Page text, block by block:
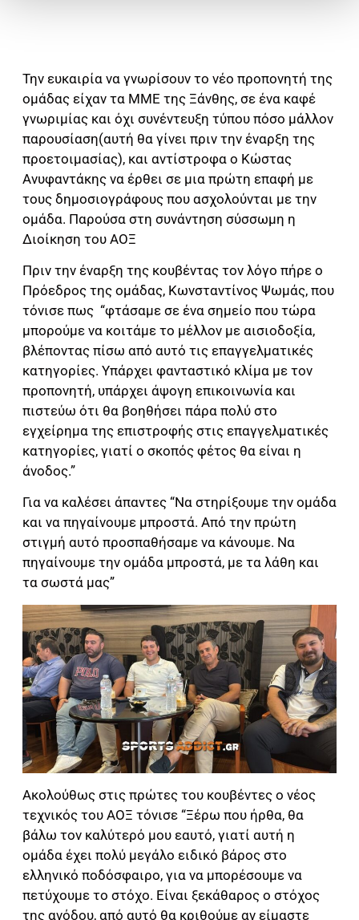
Την ευκαιρία να γνωρίσουν το νέο προπονητή της
ομάδας είχαν τα ΜΜΕ της Ξάνθης, σε ένα καφέ
γνωριμίας και όχι συνέντευξη τύπου πόσο μάλλον
παρουσίαση(αυτή θα γίνει πριν την έναρξη της
προετοιμασίας), και αντίστροφα ο Κώστας
Ανυφαντάκης να έρθει σε μια πρώτη επαφή με
τους δημοσιογράφους που ασχολούνται με την
ομάδα. Παρούσα στη συνάντηση σύσσωμη η
Διοίκηση του ΑΟΞ
Πριν την έναρξη της κουβέντας τον λόγο πήρε ο
Πρόεδρος της ομάδας, Κωνσταντίνος Ψωμάς, που
τόνισε πως “φτάσαμε σε ένα σημείο που τώρα
μπορούμε να κοιτάμε το μέλλον με αισιοδοξία,
βλέποντας πίσω από αυτό τις επαγγελματικές
κατηγορίες. Υπάρχει φανταστικό κλίμα με τον
προπονητή, υπάρχει άψογη επικοινωνία και
πιστεύω ότι θα βοηθήσει πάρα πολύ στο
εγχείρημα της επιστροφής στις επαγγελματικές
κατηγορίες, γιατί ο σκοπός φέτος θα είναι η
άνοδος.”
Για να καλέσει άπαντες “Να στηρίξουμε την ομάδα
και να πηγαίνουμε μπροστά. Από την πρώτη
στιγμή αυτό προσπαθήσαμε να κάνουμε. Να
πηγαίνουμε την ομάδα μπροστά, με τα λάθη και
τα σωστά μας”
Ακολούθως στις πρώτες του κουβέντες ο νέος
τεχνικός του ΑΟΞ τόνισε “Ξέρω που ήρθα, θα
βάλω τον καλύτερό μου εαυτό, γιατί αυτή η
ομάδα έχει πολύ μεγάλο ειδικό βάρος στο
ελληνικό ποδόσφαιρο, για να μπορέσουμε να
πετύχουμε το στόχο. Είναι ξεκάθαρος ο στόχος
της ανόδου, από αυτό θα κριθούμε αν είμαστε